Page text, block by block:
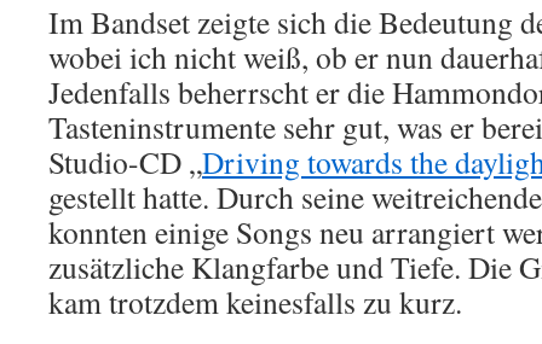
Im Bandset zeigte sich die Bedeutung
wobei ich nicht weiß, ob er nun
Jedenfalls beherrscht er die
Tasteninstrumente sehr gut, was er
Studio-CD „Driving towards the
gestellt hatte. Durch seine
konnten einige Songs neu arrangiert
zusätzliche Klangfarbe und Tiefe. Die
kam trotzdem keinesfalls zu kurz.